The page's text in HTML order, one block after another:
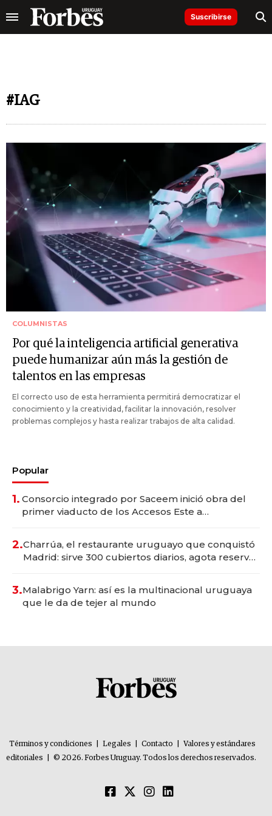
Suscribirse
#IAG
COLUMNISTAS
Por qué la inteligencia artificial generativa
puede humanizar aún más la gestión de
talentos en las empresas
El correcto uso de esta herramienta permitirá democratizar el
conocimiento y la creatividad, facilitar la innovación, resolver
problemas complejos y hasta realizar trabajos de alta calidad.
Popular
1. Consorcio integrado por Saceem inició obra del
primer viaducto de los Accesos Este a
2.Charrúa, el restaurante uruguayo que conquistó
Madrid: sirve 300 cubiertos diarios, agota reservas
3.Malabrigo Yarn: así es la multinacional uruguaya
que le da de tejer al mundo
Términos y condiciones Legales Contacto
Valores y estándares
editoriales
© 2026. Forbes Uruguay. Todos los derechos reservados.